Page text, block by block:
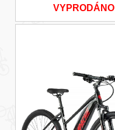
VYPRODÁNO